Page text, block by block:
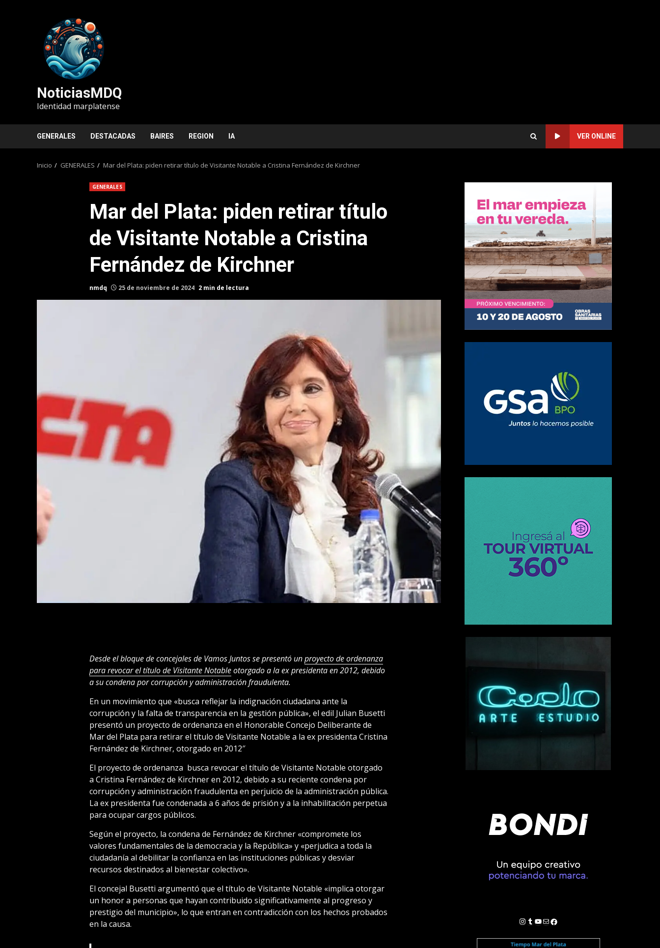
NoticiasMDQ
Identidad marplatense
GENERALES DESTACADAS BAIRES REGION IA VER ONLINE
Inicio GENERALES Mar del Plata: piden retirar título de Visitante Notable a Cristina Fernández de Kirchner
GENERALES
Mar del Plata: piden retirar título
de Visitante Notable a Cristina
Fernández de Kirchner
nmdq 25 de noviembre de 2024 2 min de lectura
Desde el bloque de concejales de Vamos Juntos se presentó unproyecto de ordenanza
para revocar el título de Visitante Notableotorgado a la ex presidenta en 2012, debido
a su condena por corrupción y administración fraudulenta.
En un movimiento que «busca reflejar la indignación ciudadana ante la
corrupción y la falta de transparencia en la gestión pública», el edil Julian Busetti
presentó un proyecto de ordenanza en el Honorable Concejo Deliberante de
Mar del Plata para retirar el título de Visitante Notable a la ex presidenta Cristina
Fernández de Kirchner, otorgado en 2012″
El proyecto de ordenanza busca revocar el título de Visitante Notable otorgado
a Cristina Fernández de Kirchner en 2012, debido a su reciente condena por
corrupción y administración fraudulenta en perjuicio de la administración pública.
La ex presidenta fue condenada a 6 años de prisión y a la inhabilitación perpetua
para ocupar cargos públicos.
Según el proyecto, la condena de Fernández de Kirchner «compromete los
valores fundamentales de la democracia y la República» y «perjudica a toda la
ciudadanía al debilitar la confianza en las instituciones públicas y desviar
recursos destinados al bienestar colectivo».
El concejal Busetti argumentó que el título de Visitante Notable «implica otorgar
un honor a personas que hayan contribuido significativamente al progreso y
prestigio del municipio», lo que entran en contradicción con los hechos probados
en la causa.
Instagram
Tumblr
YouTube
Correo electrónico
Facebook